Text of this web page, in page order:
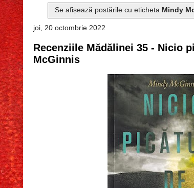
Se afișează postările cu eticheta Mindy
joi, 20 octombrie 2022
Recenziile Mădălinei 35 - Nicio
McGinnis